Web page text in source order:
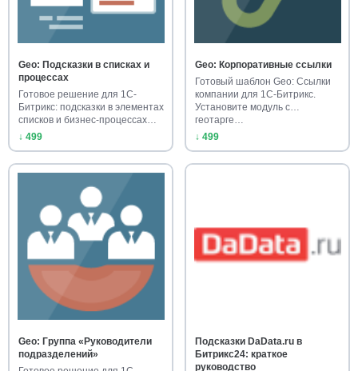
Geo: Подсказки в списках и
процессах
Готовое решение для 1С-
Битрикс: подсказки в элементах
списков и бизнес-процессах…
↓ 499
Geo: Корпоративные ссылки
Готовый шаблон Geo: Ссылки
компании для 1С-Битрикс.
Установите модуль с
геотарге…
↓ 499
Geo: Группа «Руководители
подразделений»
Подсказки DaData.ru в
Битрикс24: краткое
руководство